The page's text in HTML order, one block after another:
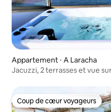
Appartement ⋅ A Laracha
Jacuzzi, 2 terrasses et vue
Coup de cœur voyageurs
Coup de cœur voyageurs